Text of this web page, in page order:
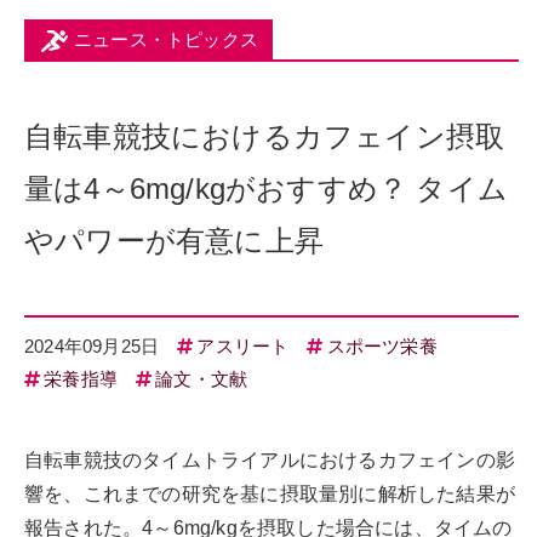
ニュース・トピックス
自転車競技におけるカフェイン摂取
量は4～6mg/kgがおすすめ？ タイム
やパワーが有意に上昇
2024年09月25日 アスリート
スポーツ栄養
栄養指導
論文・文献
自転車競技のタイムトライアルにおけるカフェインの影
響を、これまでの研究を基に摂取量別に解析した結果が
報告された。4～6mg/kgを摂取した場合には、タイムの